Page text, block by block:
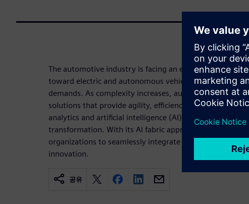
The automotive industry is facing an era of rapid
toward electric and autonomous vehicles and meeting
demands. As complexity increases, automotive leaders
solutions that provide agility, efficiency, and scalability.
analytics and artificial intelligence (AI) platform is the
transformation. With its AI fabric approach, it empowers
organizations to seamlessly integrate cutting-edge AI
innovation.
공유